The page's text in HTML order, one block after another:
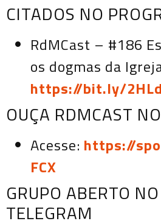
CITADOS NO
RdMCast – #186
os dogmas da
https://bit.ly/
OUÇA RDMCAST
Acesse: https://
FCX
GRUPO ABERTO NO
TELEGRAM